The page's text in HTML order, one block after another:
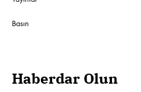
Basın
Haberdar Olun